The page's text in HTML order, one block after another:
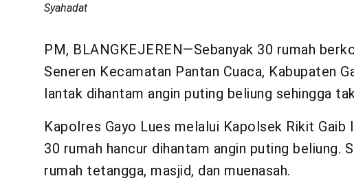
Syahadat
PM, BLANGKEJEREN—Sebanyak 30 rumah
Seneren Kecamatan Pantan Cuaca, Kabupaten
lantak dihantam angin puting beliung sehingga
Kapolres Gayo Lues melalui Kapolsek Rikit Gaib
30 rumah hancur dihantam angin puting beliung.
rumah tetangga, masjid, dan muenasah.